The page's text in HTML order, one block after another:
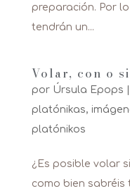
preparación. Por
tendrán un...
Volar, con o
por Úrsula Epops
platónikas,
platónikos
¿Es posible volar
como bien